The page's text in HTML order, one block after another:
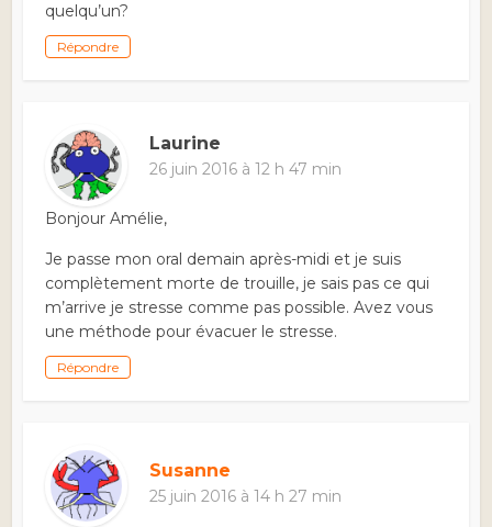
quelqu’un?
Répondre
Laurine
26 juin 2016 à 12 h 47 min
Bonjour Amélie,
Je passe mon oral demain après-midi et je suis
complètement morte de trouille, je sais pas ce qui
m’arrive je stresse comme pas possible. Avez vous
une méthode pour évacuer le stresse.
Répondre
Susanne
25 juin 2016 à 14 h 27 min